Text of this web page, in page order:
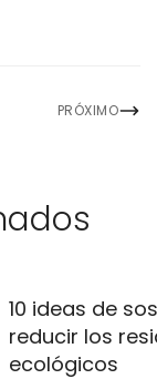
PRÓXIMO
10 ideas de
reducir los
ecológicos